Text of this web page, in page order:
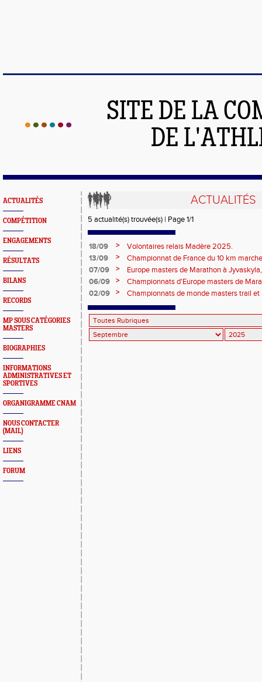
SITE DE LA
DE
ACTUALITÉS
COMPÉTITION
ENGAGEMENTS
RÉSULTATS
BILANS
RECORDS
MP SOUS CATÉGORIES
MASTERS
BIOGRAPHIES
INFORMATIONS
ADMINISTRATIVES ET
SPORTIVES
ORGANIGRAMME CNAM
NOUS CONTACTER
(MAIL)
LIENS
FORUM
ACTUALITÉS
5 actualité(s) trouvée(s) | Page 1/1
18/09 >
Volontaires relais Madère 2025.
13/09
>
Championnat de France du 10 km
JUVAINCOURT/MIRECOURT (88).
07/09 >
Europe masters de Marathon à
qualité !
06/09 >
Championnats d'Europe masters de
Français au départ !
02/09 >
Championnats de monde masters trail et